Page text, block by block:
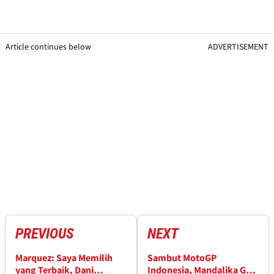
Article continues below ADVERTISEMENT
PREVIOUS
Marquez: Saya Memilih
yang Terbaik, Dani
NEXT
Sambut MotoGP
Indonesia, Mandalika GP